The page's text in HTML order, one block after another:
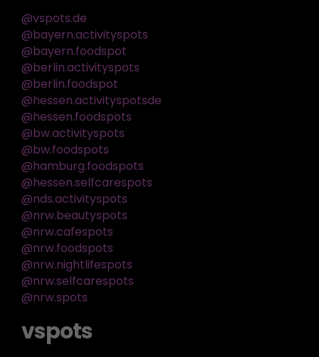
@vspots.de
@bayern.activityspots
@bayern.foodspot
@berlin.activityspots
@berlin.foodspot
@hessen.activityspotsde
@hessen.foodspots
@bw.activityspots
@bw.foodspots
@hamburg.foodspots
@hessen.selfcarespots
@nds.activityspots
@nrw.beautyspots
@nrw.cafespots
@nrw.foodspots
@nrw.nightlifespots
@nrw.selfcarespots
@nrw.spots
vspots